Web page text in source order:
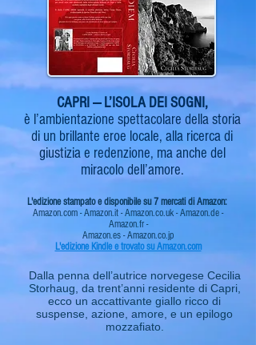
CAPRI — L’ISOLA DEI SOGNI,
è l’ambientazione spettacolare della storia
di un brillante eroe locale, alla ricerca di
giustizia e redenzione, ma anche del
miracolo dell’amore.
Dalla penna dell’autrice norvegese Cecilia
Storhaug , da trent’anni residente di Capri,
ecco un accattivante giallo ricco di
suspense, azione, amore, e un epilogo
mozzafiato.
L'edizione stampato e disponibile su 7 mercati di Amazon:
Amazon.com - Amazon.it - Amazon.co.uk - Amazon.de -
Amazon.fr -
Amazon.es - Amazon.co.jp​
L'edizione Kindle e trovato su Amazon.com